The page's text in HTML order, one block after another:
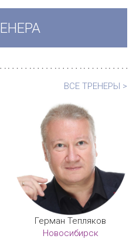
ВСЕ ТРЕНЕРЫ >
Герман Тепляков
Новосибирск